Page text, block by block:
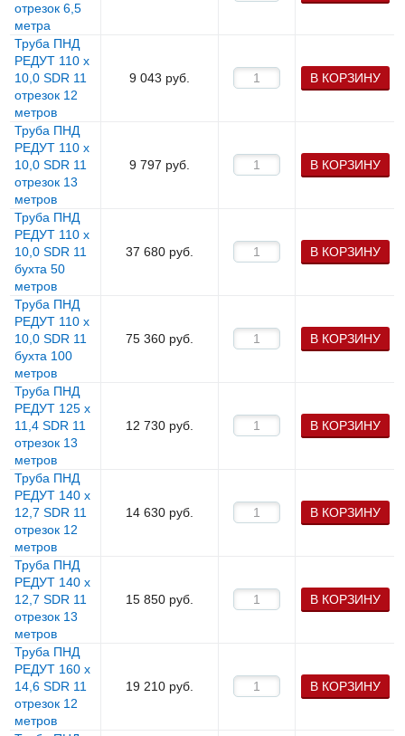
отрезок 6,5
метра
Труба ПНД
РЕДУТ 110 х
10,0 SDR 11
отрезок 12
метров
9 043 руб. В КОРЗИНУ
Труба ПНД
РЕДУТ 110 х
10,0 SDR 11
отрезок 13
метров
9 797 руб. В КОРЗИНУ
Труба ПНД
РЕДУТ 110 х
10,0 SDR 11
бухта 50
метров
37 680 руб. В КОРЗИНУ
Труба ПНД
РЕДУТ 110 х
10,0 SDR 11
бухта 100
метров
75 360 руб. В КОРЗИНУ
Труба ПНД
РЕДУТ 125 х
11,4 SDR 11
отрезок 13
метров
12 730 руб. В КОРЗИНУ
Труба ПНД
РЕДУТ 140 х
12,7 SDR 11
отрезок 12
метров
14 630 руб. В КОРЗИНУ
Труба ПНД
РЕДУТ 140 х
12,7 SDR 11
отрезок 13
метров
15 850 руб. В КОРЗИНУ
Труба ПНД
РЕДУТ 160 х
14,6 SDR 11
отрезок 12
метров
19 210 руб. В КОРЗИНУ